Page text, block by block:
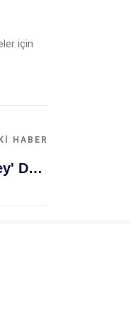
için
HABER
Muğla Bodrum'da Lüks Süper Yat 'Golden Odyssey' Demirledi